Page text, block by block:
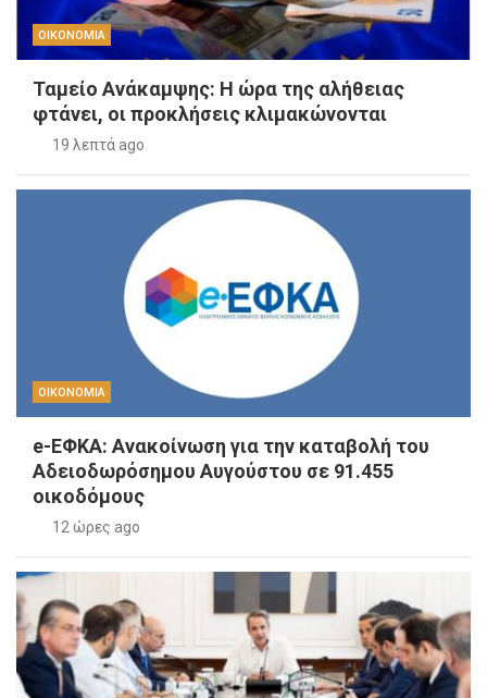
ΟΙΚΟΝΟΜΙΑ
Ταμείο Ανάκαμψης: Η ώρα της αλήθειας
φτάνει, οι προκλήσεις κλιμακώνονται
19 λεπτά ago
ΟΙΚΟΝΟΜΙΑ
e-ΕΦΚΑ: Ανακοίνωση για την καταβολή του
Αδειοδωρόσημου Αυγούστου σε 91.455
οικοδόμους
12 ώρες ago